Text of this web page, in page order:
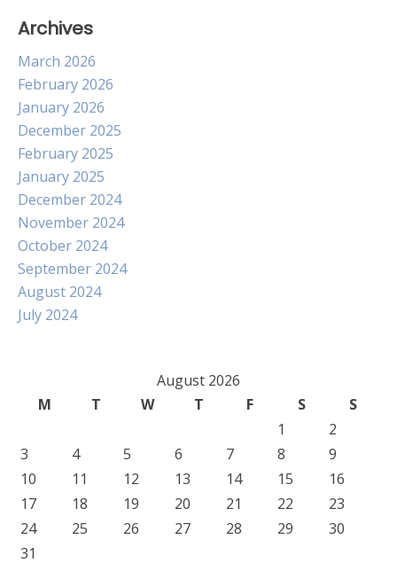
Archives
March 2026
February 2026
January 2026
December 2025
February 2025
January 2025
December 2024
November 2024
October 2024
September 2024
August 2024
July 2024
August 2026
M
T W T F S
S
1
2
3
4 5 6 7 8
9
10
11 12 13 14 15
16
17
18 19 20 21 22
23
24
25 26 27 28 29
30
31